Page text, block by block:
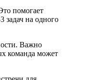
помогает
задач на одного
Важно
команда может